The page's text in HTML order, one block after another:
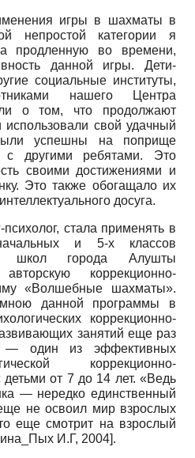
игры в шахматы в
непростой категории я
продленную во времени,
данной игры. Дети-
социальные институты,
нашего Центра
о том, что продолжают
свой удачный
успешны на поприще
с другими ребятами. Это
своими достижениями и
Это также обогащало их
досуга.
стала применять в
и 5-х классов
школ города Алушты
коррекционно-
«Волшебные шахматы».
данной программы в
коррекционно-
занятий еще раз
— один из эффективных
кор­рекционно-
от 7 до 14 лет. «Ведь
— нередко единственный
не освоил мир взрослых
еще смотрит на взрослый
И.Г, 2004].